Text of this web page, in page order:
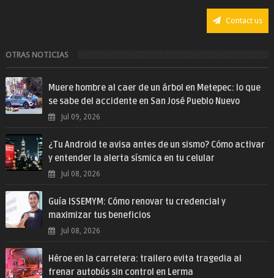
Contact us
OTRAS NOTICIAS
Muere hombre al caer de un árbol en Metepec: lo que
se sabe del accidente en San José Pueblo Nuevo
Jul 09, 2026
¿Tu Android te avisa antes de un sismo? Cómo activar
y entender la alerta sísmica en tu celular
Jul 08, 2026
Guía ISSEMYM: Cómo renovar tu credencial y
maximizar tus beneficios
Jul 08, 2026
Héroe en la carretera: trailero evita tragedia al
frenar autobús sin control en Lerma